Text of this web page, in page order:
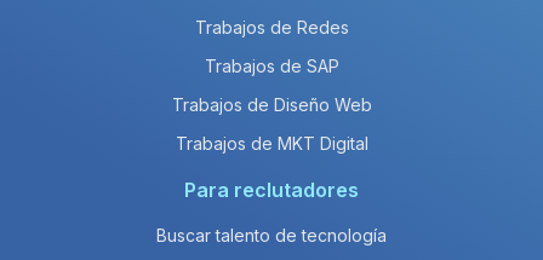
Trabajos de Redes
Trabajos de SAP
Trabajos de Diseño Web
Trabajos de MKT Digital
Para reclutadores
Buscar talento de tecnología